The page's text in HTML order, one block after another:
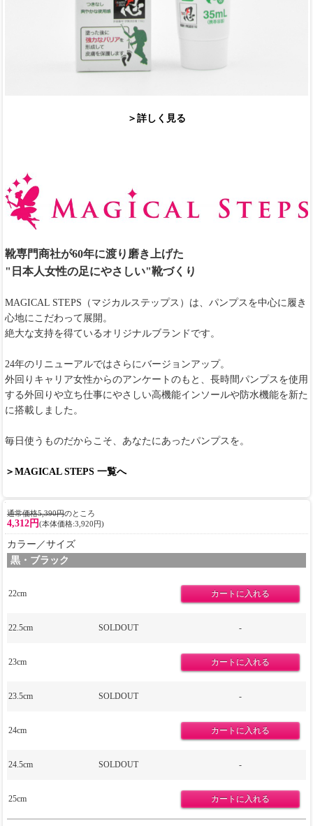
＞詳しく見る
靴専門商社が60年に渡り磨き上げた
"日本人女性の足にやさしい"靴づくり
MAGICAL STEPS（マジカルステップス）は、パンプスを中心に履き
心地にこだわって展開。
絶大な支持を得ているオリジナルブランドです。
24年のリニューアルではさらにバージョンアップ。
外回りキャリア女性からのアンケートのもと、長時間パンプスを使用
する外回りや立ち仕事にやさしい高機能インソールや防水機能を新た
に搭載しました。
毎日使うものだからこそ、あなたにあったパンプスを。
＞MAGICAL STEPS 一覧へ
通常価格5,390円のところ
4,312円(本体価格:3,920円)
カラー／サイズ
黒・ブラック
22cm
22.5cm SOLDOUT -
23cm
23.5cm SOLDOUT -
24cm
24.5cm SOLDOUT -
25cm